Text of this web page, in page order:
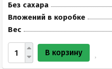
Без сахара
Вложений в коробке
Вес
В корзину